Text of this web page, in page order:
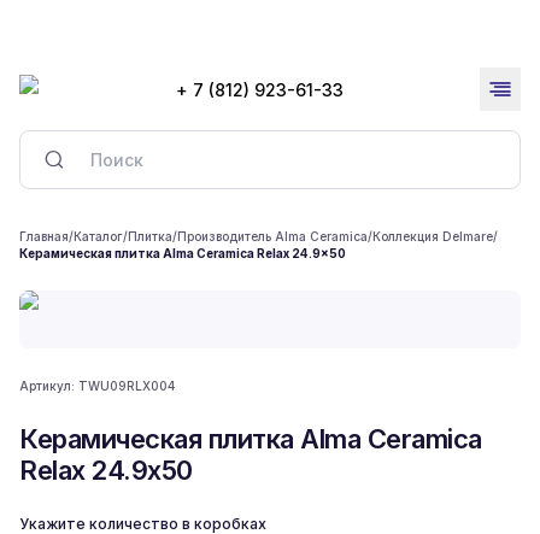
+ 7 (812) 923-61-33
Главная/Каталог/Плитка/Производитель Alma Ceramica/Коллекция Delmare/
Керамическая плитка Alma Ceramica Relax 24.9x50
Артикул: TWU09RLX004
Керамическая плитка Alma Ceramica
Relax 24.9x50
Укажите количество в коробках